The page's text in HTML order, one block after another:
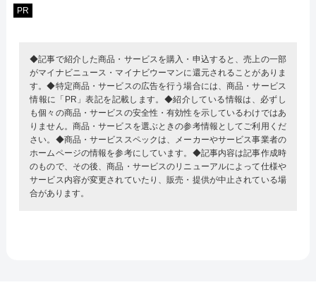
PR
◆記事で紹介した商品・サービスを購入・申込すると、売上の一部
がマイナビニュース・マイナビウーマンに還元されることがありま
す。◆特定商品・サービスの広告を行う場合には、商品・サービス
情報に「PR」表記を記載します。◆紹介している情報は、必ずし
も個々の商品・サービスの安全性・有効性を示しているわけではあ
りません。商品・サービスを選ぶときの参考情報としてご利用くだ
さい。◆商品・サービススペックは、メーカーやサービス事業者の
ホームページの情報を参考にしています。◆記事内容は記事作成時
のもので、その後、商品・サービスのリニューアルによって仕様や
サービス内容が変更されていたり、販売・提供が中止されている場
合があります。